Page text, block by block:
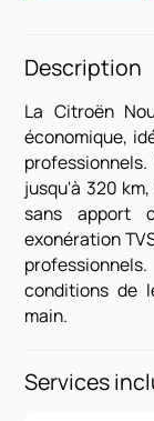
Description
La Citroën
économique,
jusqu'à 320
sans apport
exonération
conditions de
main.
Services